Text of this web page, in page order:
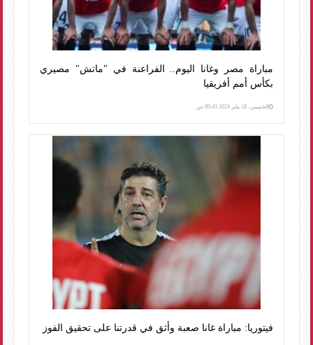
مباراة مصر وغانا اليوم.. الفراعنة في "ماتش" مصيري
بكأس أمم أفريقيا
الخميس، 18 يناير 2024 09:43 ص
فيتوريا: مباراة غانا صعبة وأثق في قدرتنا على تحقيق الفوز